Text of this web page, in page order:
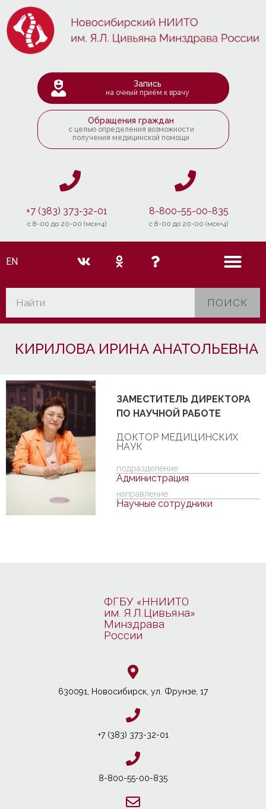
Запись
на очный приём к врачу
Обращения граждан
с целью определения возможности
получения медицинской помощи
+7 (383) 373-32-01
c 8-00 до 20-00 (мск+4)
8-800-55-00-835
c 8-00 до 20-00 (мск+4)
EN
ПОИСК
КИРИЛОВА ИРИНА АНАТОЛЬЕВНА
ЗАМЕСТИТЕЛЬ ДИРЕКТОРА
ПО НАУЧНОЙ РАБОТЕ
ДОКТОР МЕДИЦИНСКИХ
НАУК
подразделение
Администрация
направление
Научные сотрудники
ФГБУ «ННИИТО
им. Я.Л.Цивьяна»
Минздрава
России
630091, Новосибирcк, ул. Фрунзе, 17
+7 (383) 373-32-01
8-800-55-00-835